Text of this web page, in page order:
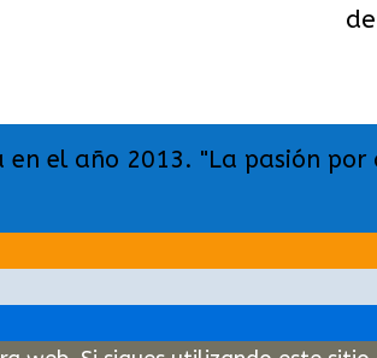
el año 2013. "La pasión por